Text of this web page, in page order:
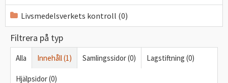
Livsmedelsverkets kontroll (0)
Filtrera på typ
Alla Innehåll (1) Samlingssidor (0) Lagstiftning (0)
Hjälpsidor (0)